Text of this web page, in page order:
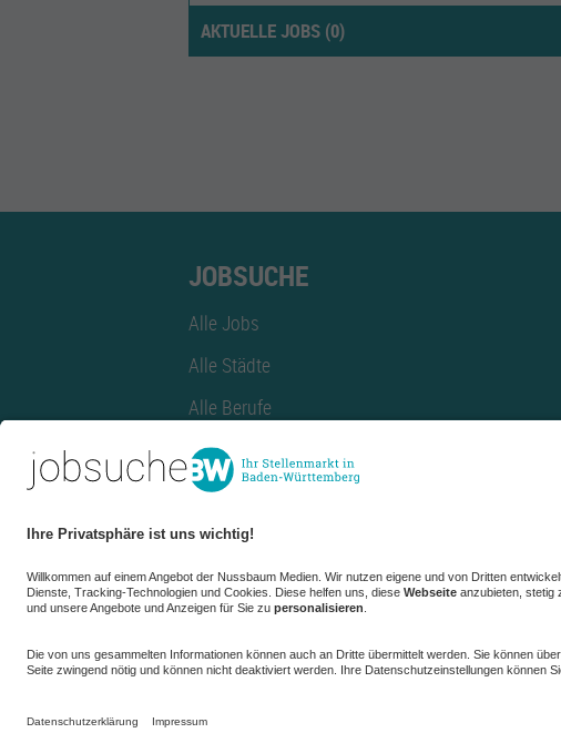
AKTUELLE JOBS (0)
JOBSUCHE
Alle Jobs
Alle Städte
Alle Berufe
Alle Berufe nach Stadt
Alle Tätigkeitsbereiche
Alle Tätigkeitsbereiche nach Stadt
azubiBW.de
Minijobs
Firmenprofil